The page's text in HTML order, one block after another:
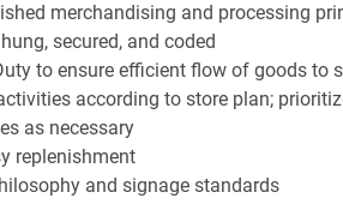
merchandising and processing
secured, and coded
to ensure efficient flow of goods to
according to store plan;
as necessary
replenishment
and signage standards